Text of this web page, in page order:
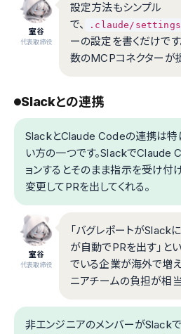
室谷
代表取締役
設定方法もシンプル
で、
.claude/
ーの設定を書くだけで
数のMCPコネクターが
Slackとの連携
SlackとClaude Codeの連携は特
い方の一つです。SlackでClaude
ョンするとそのまま指示を受け付
変更してPRを出してくれる。
室谷
代表取締役
「バグレポートがSlack
が自動でPRを出す」と
でいる企業が海外で増え
ニアチームの負担が相当
非エンジニアのメンバーがSlackで